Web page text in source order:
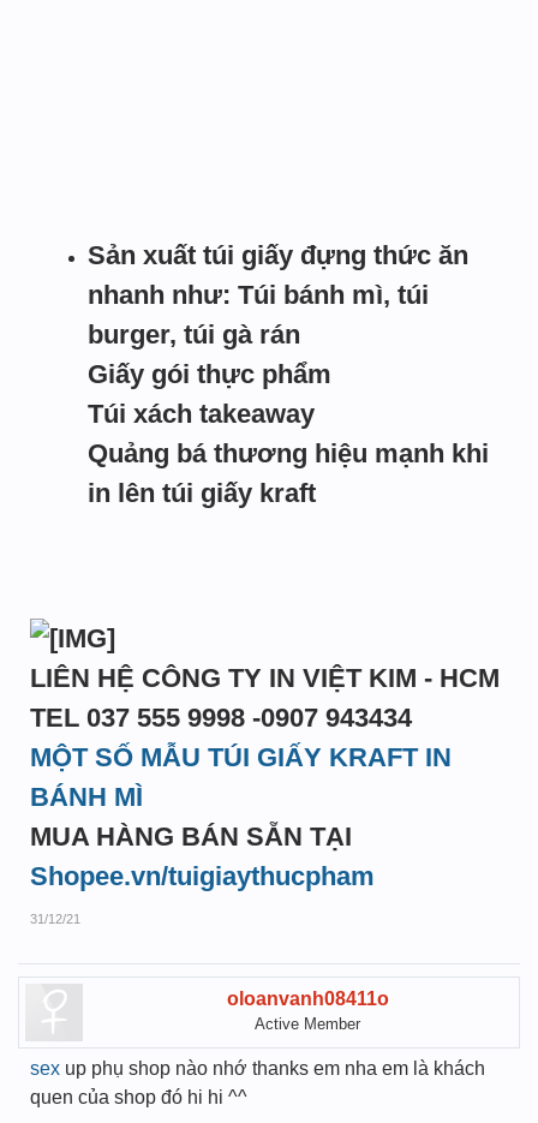
Sản xuất túi giấy đựng thức ăn
nhanh như: Túi bánh mì, túi
burger, túi gà rán
Giấy gói thực phẩm
Túi xách takeaway
Quảng bá thương hiệu mạnh khi
in lên túi giấy kraft
LIÊN HỆ CÔNG TY IN VIỆT KIM - HCM
TEL 037 555 9998 -0907 943434
MỘT SỐ MẪU TÚI GIẤY KRAFT IN
BÁNH MÌ
MUA HÀNG BÁN SẴN TẠI
Shopee.vn/tuigiaythucpham
31/12/21
oloanvanh08411o
Active Member
sex up phụ shop nào nhớ thanks em nha em là khách
quen của shop đó hi hi ^^